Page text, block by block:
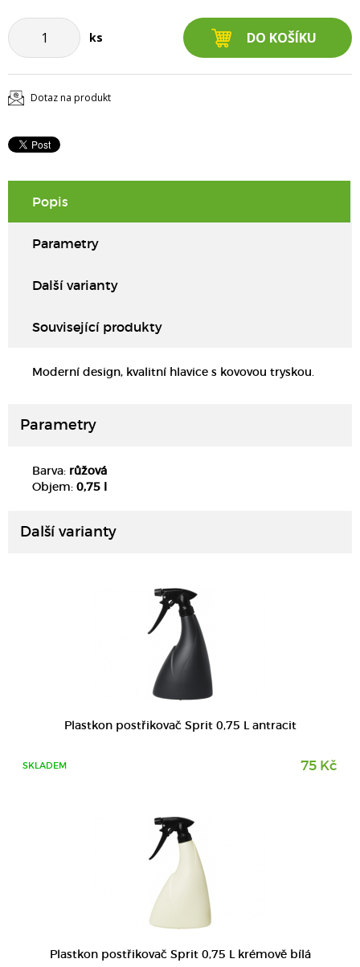
ks
Dotaz na produkt
Popis
Parametry
Další varianty
Související produkty
Moderní design, kvalitní hlavice s kovovou tryskou.
Parametry
Barva: růžová
Objem: 0,75 l
Další varianty
Plastkon postřikovač Sprit 0,75 L antracit
SKLADEM 75 Kč
Plastkon postřikovač Sprit 0,75 L krémově bílá